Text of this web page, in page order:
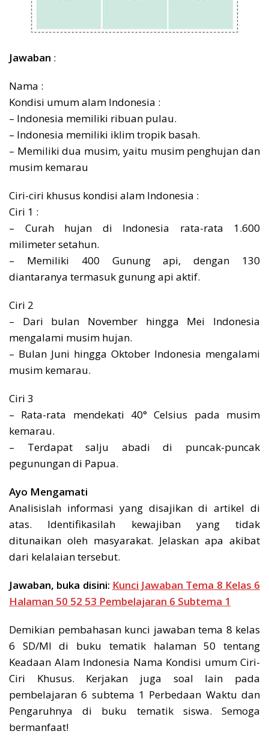
Jawaban :
Nama :
Kondisi umum alam Indonesia :
– Indonesia memiliki ribuan pulau.
– Indonesia memiliki iklim tropik basah.
– Memiliki dua musim, yaitu musim penghujan dan
musim kemarau
Ciri-ciri khusus kondisi alam Indonesia :
Ciri 1 :
– Curah hujan di Indonesia rata-rata 1.600
milimeter setahun.
– Memiliki 400 Gunung api, dengan 130
diantaranya termasuk gunung api aktif.
Ciri 2
– Dari bulan November hingga Mei Indonesia
mengalami musim hujan.
– Bulan Juni hingga Oktober Indonesia mengalami
musim kemarau.
Ciri 3
– Rata-rata mendekati 40° Celsius pada musim
kemarau.
– Terdapat salju abadi di puncak-puncak
pegunungan di Papua.
Ayo Mengamati
Analisislah informasi yang disajikan di artikel di
atas. Identifikasilah kewajiban yang tidak
ditunaikan oleh masyarakat. Jelaskan apa akibat
dari kelalaian tersebut.
Jawaban, buka disini: Kunci Jawaban Tema 8 Kelas 6
Halaman 50 52 53 Pembelajaran 6 Subtema 1
Demikian pembahasan kunci jawaban tema 8 kelas
6 SD/MI di buku tematik halaman 50 tentang
Keadaan Alam Indonesia Nama Kondisi umum Ciri-
Ciri Khusus. Kerjakan juga soal lain pada
pembelajaran 6 subtema 1 Perbedaan Waktu dan
Pengaruhnya di buku tematik siswa. Semoga
bermanfaat!